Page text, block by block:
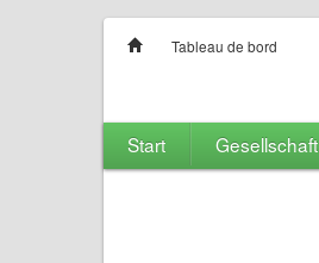
Tableau de bord
Start Gesellschaft